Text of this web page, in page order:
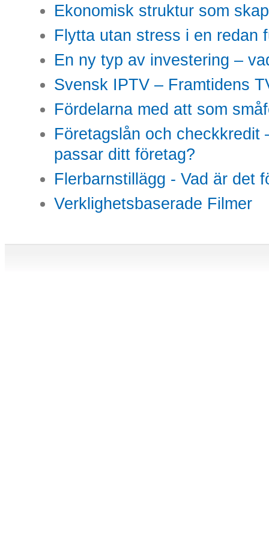
Ekonomisk struktur som
Flytta utan stress i en redan
En ny typ av investering –
Svensk IPTV – Framtidens
Fördelarna med att som
Företagslån och checkkredit
passar ditt företag?
Flerbarnstillägg - Vad är det
Verklighetsbaserade Filmer